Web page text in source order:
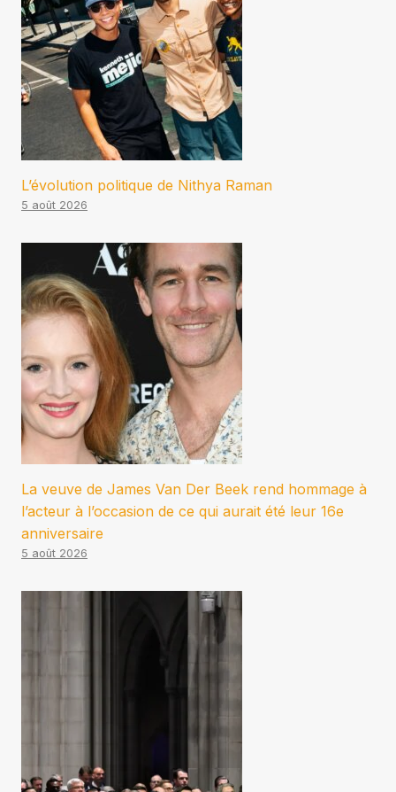
L’évolution politique de Nithya Raman
5 août 2026
La veuve de James Van Der Beek rend hommage à
l’acteur à l’occasion de ce qui aurait été leur 16e
anniversaire
5 août 2026